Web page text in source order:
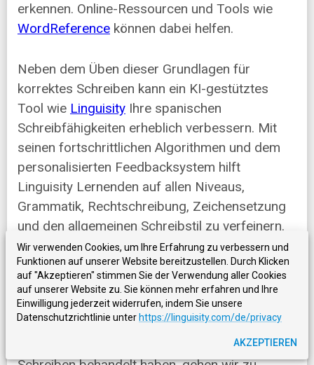
erkennen. Online-Ressourcen und Tools wie
WordReference können dabei helfen.
Neben dem Üben dieser Grundlagen für
korrektes Schreiben kann ein KI-gestütztes
Tool wie Linguisity Ihre spanischen
Schreibfähigkeiten erheblich verbessern. Mit
seinen fortschrittlichen Algorithmen und dem
personalisierten Feedbacksystem hilft
Linguisity Lernenden auf allen Niveaus,
Grammatik, Rechtschreibung, Zeichensetzung
und den allgemeinen Schreibstil zu verfeinern.
Wenn Sie dieses Tool in Ihre Schreibroutine
integrieren, können Sie Ihren Fortschritt auf
dem Weg zu einem sicheren und flüssigen
Schreiben auf Spanisch beschleunigen.
Nachdem wir nun die Grundlagen für korrektes
Wir verwenden Cookies, um Ihre Erfahrung zu verbessern und
Funktionen auf unserer Website bereitzustellen. Durch Klicken
auf "Akzeptieren" stimmen Sie der Verwendung aller Cookies
auf unserer Website zu. Sie können mehr erfahren und Ihre
Einwilligung jederzeit widerrufen, indem Sie unsere
Datenschutzrichtlinie unter https://linguisity.com/de/privacy
AKZEPTIEREN